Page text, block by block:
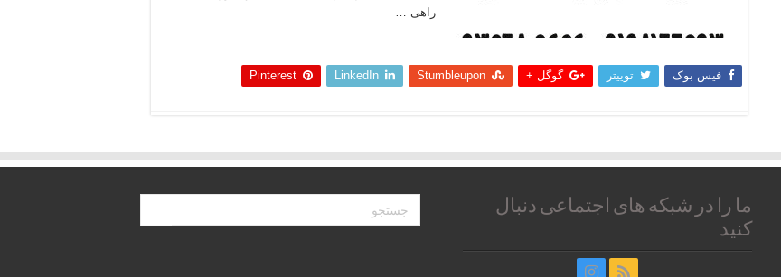
راهی …
فیس بوک توییتر گوگل + Stumbleupon
LinkedIn
Pinterest
ما را در شبکه های اجتماعی دنبال
کنید